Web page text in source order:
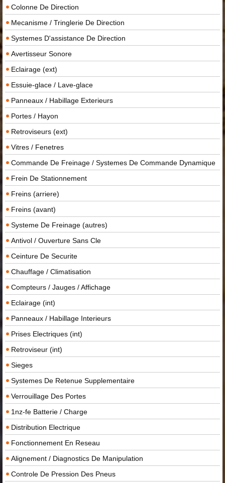
Colonne De Direction
Mecanisme / Tringlerie De Direction
Systemes D'assistance De Direction
Avertisseur Sonore
Eclairage (ext)
Essuie-glace / Lave-glace
Panneaux / Habillage Exterieurs
Portes / Hayon
Retroviseurs (ext)
Vitres / Fenetres
Commande De Freinage / Systemes De Commande Dynamique
Frein De Stationnement
Freins (arriere)
Freins (avant)
Systeme De Freinage (autres)
Antivol / Ouverture Sans Cle
Ceinture De Securite
Chauffage / Climatisation
Compteurs / Jauges / Affichage
Eclairage (int)
Panneaux / Habillage Interieurs
Prises Electriques (int)
Retroviseur (int)
Sieges
Systemes De Retenue Supplementaire
Verrouillage Des Portes
1nz-fe Batterie / Charge
Distribution Electrique
Fonctionnement En Reseau
Alignement / Diagnostics De Manipulation
Controle De Pression Des Pneus